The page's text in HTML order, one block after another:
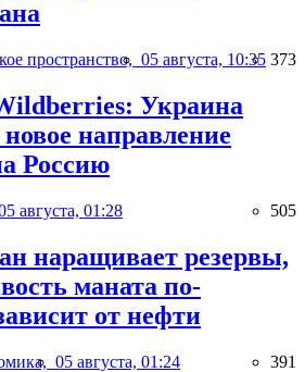
пространство, 05 августа, 10:35 373
Украина
направление
Россию
августа, 01:28 505
наращивает резервы,
маната по-
от нефти
05 августа, 01:24 391